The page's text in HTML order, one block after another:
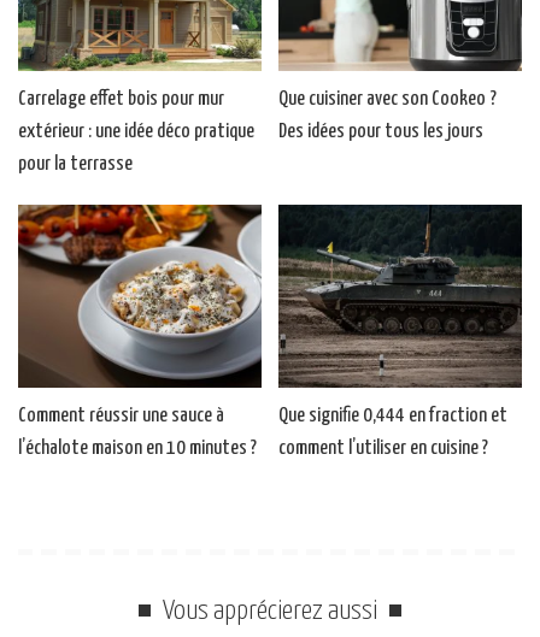
Carrelage effet bois pour mur
extérieur : une idée déco pratique
pour la terrasse
Que cuisiner avec son Cookeo ?
Des idées pour tous les jours
Comment réussir une sauce à
l’échalote maison en 10 minutes ?
Que signifie 0,444 en fraction et
comment l’utiliser en cuisine ?
Vous apprécierez aussi